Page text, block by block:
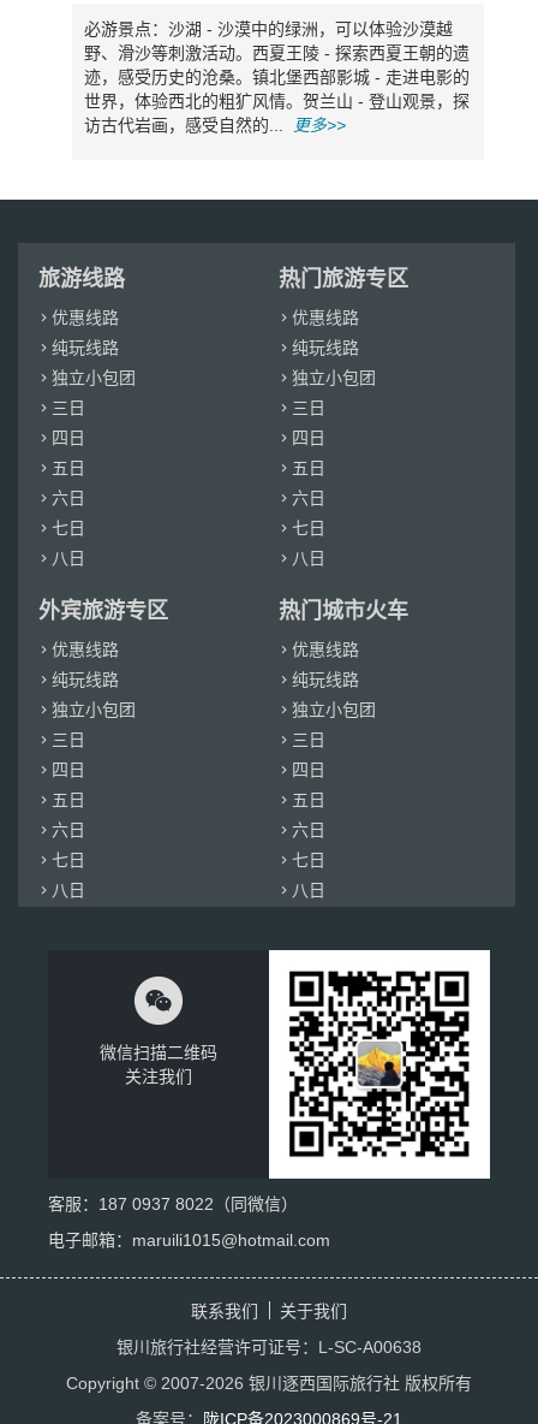
必游景点：沙湖 - 沙漠中的绿洲，可以体验沙漠越
野、滑沙等刺激活动。西夏王陵 - 探索西夏王朝的遗
迹，感受历史的沧桑。镇北堡西部影城 - 走进电影的
世界，体验西北的粗犷风情。贺兰山 - 登山观景，探
访古代岩画，感受自然的...
更多>>
旅游线路
 优惠线路
 纯玩线路
 独立小包团
 三日
 四日
 五日
 六日
 七日
 八日
热门旅游专区
优惠线路
纯玩线路
独立小包团
 三日
 四日
 五日
六日
七日
 八日
外宾旅游专区
 优惠线路
 纯玩线路
 独立小包团
 三日
 四日
 五日
 六日
 七日
 八日
热门城市火车
优惠线路
纯玩线路
独立小包团
 三日
 四日
 五日
六日
七日
 八日

微信扫描二维码
关注我们
客服： 187 0937 8022 （同微信）
电子邮箱：maruili1015@hotmail.com
联系我们
关于我们
银川旅行社经营许可证号：L-SC-A00638
Copyright © 2007-2026 银川逐西国际旅行社 版权所有
备案号：
陇ICP备2023000869号-21